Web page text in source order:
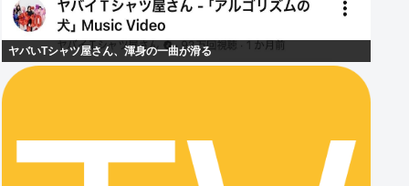
ヤバいTシャツ屋さん、渾身の一曲が滑る